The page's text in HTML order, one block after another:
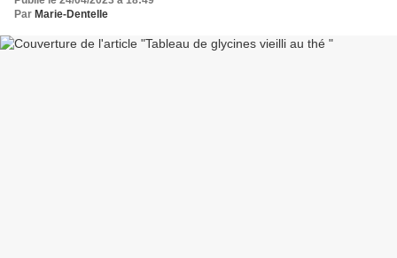
Par Marie-Dentelle